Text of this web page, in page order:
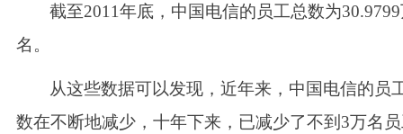
截至2011年底，中国电信的员工总数为
名。
从这些数据可以发现，近年来，中国电信的员
数在不断地减少，十年下来，已减少了不到 3万名